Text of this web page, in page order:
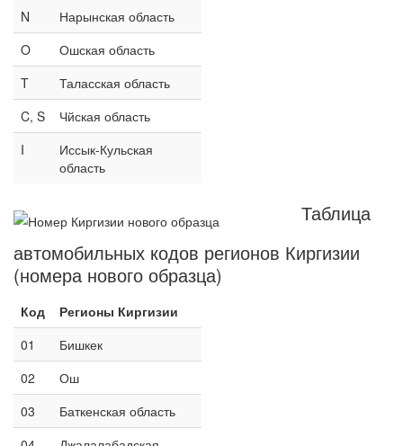
N
Нарынская область
O
Ошская область
T
Таласская область
C, S
Чйская область
I
Иссык-Кульская
область
Таблица
автомобильных кодов регионов Киргизии
(номера нового образца)
Код
Регионы Киргизии
01
Бишкек
02
Ош
03
Баткенская область